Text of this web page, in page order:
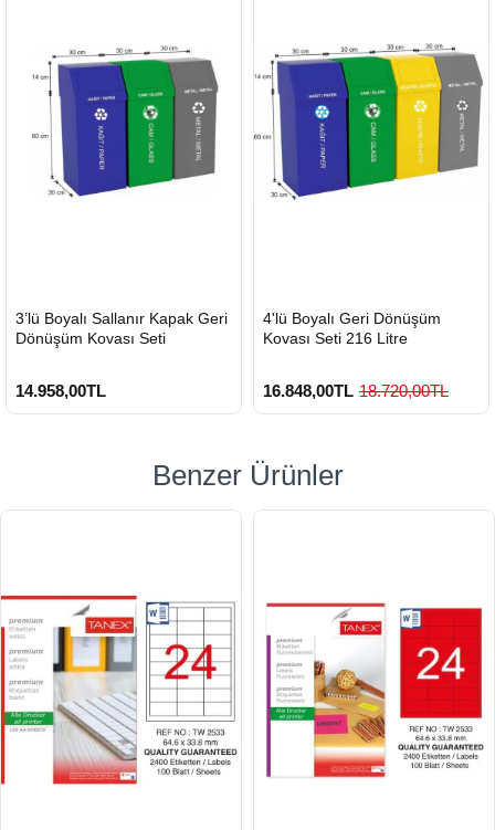
HIZLI
GÖNDERİ
3’lü Boyalı Sallanır Kapak Geri
Dönüşüm Kovası Seti
14.958,00TL
HIZLI
GÖNDERİ
4'lü Boyalı Geri Dönüşüm
Kovası Seti 216 Litre
16.848,00TL 18.720,00TL
Benzer Ürünler